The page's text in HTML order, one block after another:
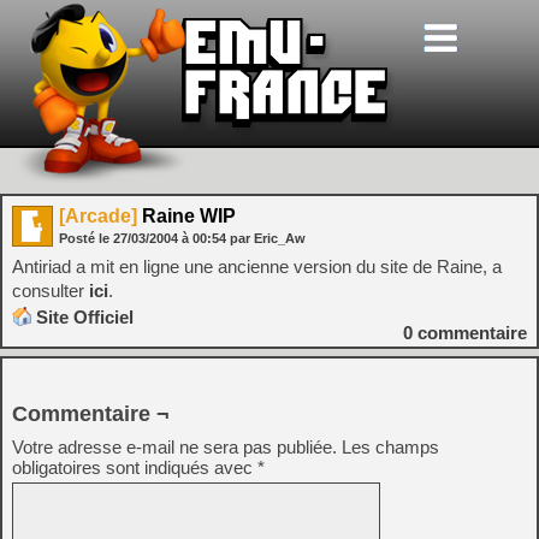
[Arcade] Raine WIP
Posté le 27/03/2004 à 00:54 par Eric_Aw
Antiriad a mit en ligne une ancienne version du site de Raine, a
consulter ici.
Site Officiel
0 commentaire
Commentaire ¬
Votre adresse e-mail ne sera pas publiée. Les champs
obligatoires sont indiqués avec *